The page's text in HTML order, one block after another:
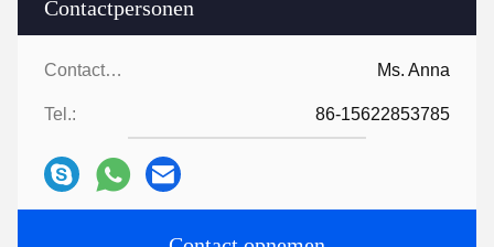
Contactpersonen
Contactpersonen: Ms. Anna
Tel.: 86-15622853785